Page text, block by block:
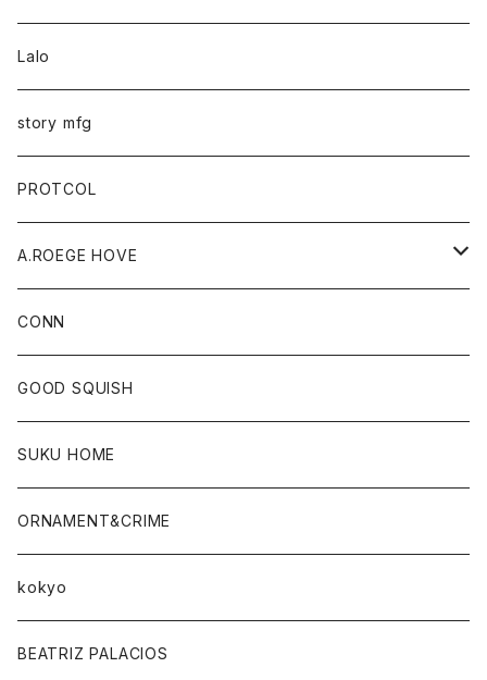
Lalo
story mfg
PROTCOL
A.ROEGE HOVE
CONN
CONN
GOOD SQUISH
SUKU HOME
ORNAMENT&CRIME
kokyo
BEATRIZ PALACIOS